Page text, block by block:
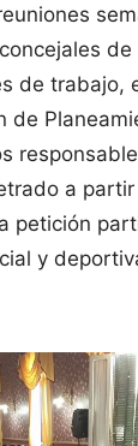
de trabajo,
de
a
petición
y